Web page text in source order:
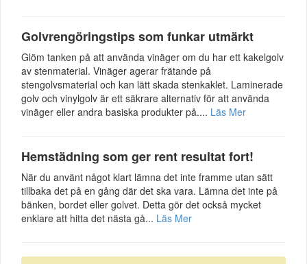
Golvrengöringstips som funkar utmärkt
Glöm tanken på att använda vinäger om du har ett kakelgolv
av stenmaterial. Vinäger agerar frätande på
stengolvsmaterial och kan lätt skada stenkaklet. Laminerade
golv och vinylgolv är ett säkrare alternativ för att använda
vinäger eller andra basiska produkter på.... Läs Mer
Hemstädning som ger rent resultat fort!
När du använt något klart lämna det inte framme utan sätt
tillbaka det på en gång där det ska vara. Lämna det inte på
bänken, bordet eller golvet. Detta gör det också mycket
enklare att hitta det nästa gå... Läs Mer